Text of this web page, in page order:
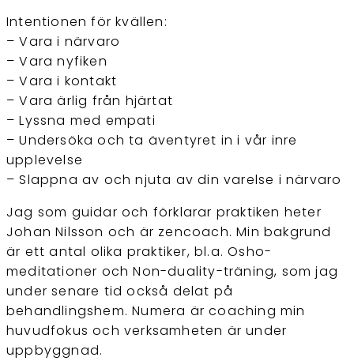
Intentionen för kvällen:
– Vara i närvaro
– Vara nyfiken
– Vara i kontakt
– Vara ärlig från hjärtat
– Lyssna med empati
– Undersöka och ta äventyret in i vår inre
upplevelse
– Slappna av och njuta av din varelse i närvaro
Jag som guidar och förklarar praktiken heter
Johan Nilsson och är zencoach. Min bakgrund
är ett antal olika praktiker, bl.a. Osho-
meditationer och Non-duality-träning, som jag
under senare tid också delat på
behandlingshem. Numera är coaching min
huvudfokus och verksamheten är under
uppbyggnad.